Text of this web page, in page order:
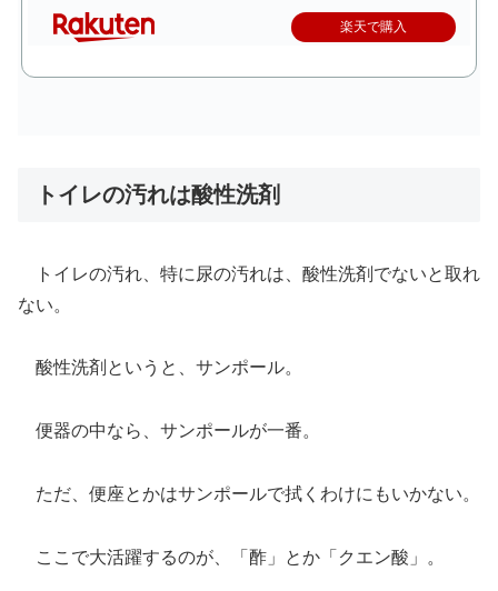
楽天で購入
トイレの汚れは酸性洗剤
トイレの汚れ、特に尿の汚れは、酸性洗剤でないと取れ
ない。
酸性洗剤というと、サンポール。
便器の中なら、サンポールが一番。
ただ、便座とかはサンポールで拭くわけにもいかない。
ここで大活躍するのが、「酢」とか「クエン酸」。